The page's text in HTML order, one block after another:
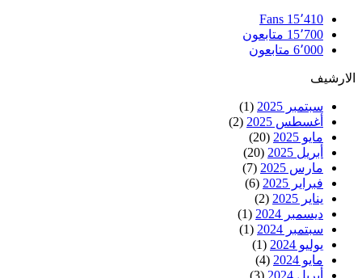
15٬410 Fans
15٬700 متابعون
6٬000 متابعون
الارشيف
سبتمبر 2025
(1)
أغسطس 2025
(2)
مايو 2025
(20)
أبريل 2025
(20)
مارس 2025
(7)
فبراير 2025
(6)
يناير 2025
(2)
ديسمبر 2024
(1)
سبتمبر 2024
(1)
يوليو 2024
(1)
مايو 2024
(4)
أبريل 2024
(3)